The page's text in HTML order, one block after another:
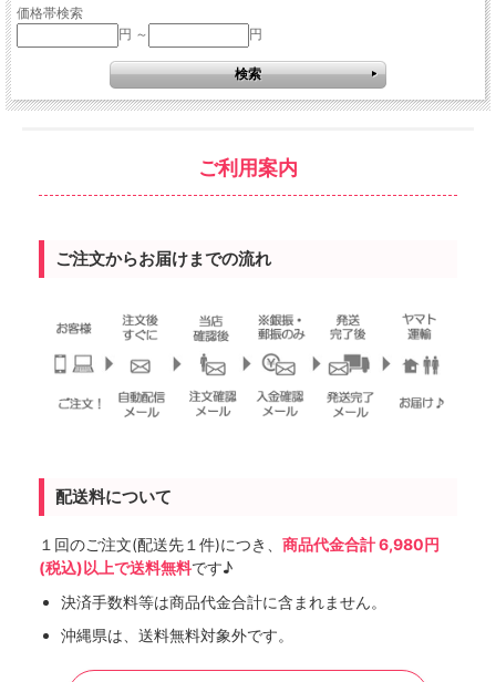
価格帯検索
円 ～
円
ご利用案内
ご注文からお届けまでの流れ
配送料について
１回のご注文(配送先１件)につき、 商品代金合計 6,980円
(税込)以上で送料無料です♪
決済手数料等は商品代金合計に含まれません。
沖縄県は、送料無料対象外です。